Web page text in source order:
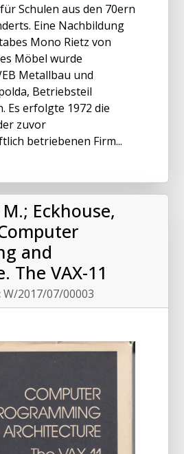
Schulen aus den 70ern
Eine Nachbildung
Mono Rietz von
Möbel wurde
Metallbau und
Betriebsteil
Es erfolgte 1972 die
zuvor
betriebenen Firm...
Eckhouse,
and
The VAX-11
W/2017/07/00003